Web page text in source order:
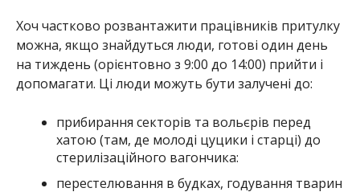
Хоч частково розвантажити працівників притулку
можна, якщо знайдуться люди, готові один день
на тиждень (орієнтовно з 9:00 до 14:00) прийти і
допомагати. Ці люди можуть бути залучені до:
прибирання секторів та вольєрів перед
хатою (там, де молоді цуцики і старці) до
стерилізаційного вагончика:
перестелювання в будках, годування тварин